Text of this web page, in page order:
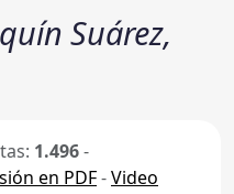
Suárez,
1.496-
en PDF-Video